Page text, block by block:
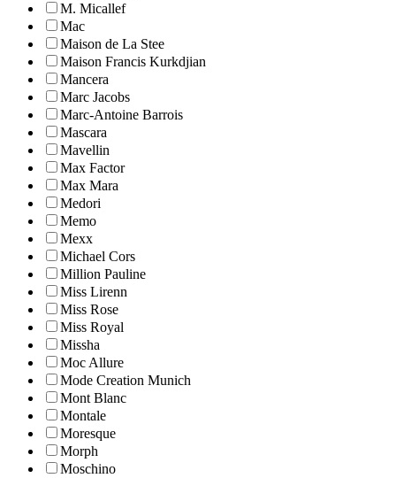
M. Micallef
Mac
Maison de La Stee
Maison Francis Kurkdjian
Mancera
Marc Jacobs
Marc-Antoine Barrois
Mascara
Mavellin
Max Factor
Max Mara
Medori
Memo
Mexx
Michael Cors
Million Pauline
Miss Lirenn
Miss Rose
Miss Royal
Missha
Moc Allure
Mode Creation Munich
Mont Blanc
Montale
Moresque
Morph
Moschino